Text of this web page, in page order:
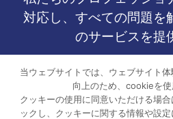
私たちのプロフェッシ
対応し、すべての問題
のサービスを提
当ウェブサイトでは、ウェブサイト
向上のため、cookieを使
クッキーの使用に同意いただける場
ックし、クッキーに関する情報や設